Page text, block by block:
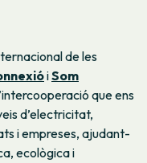
de les
iSom
que ens
d’electricitat,
i empreses, ajudant-
ecològica i